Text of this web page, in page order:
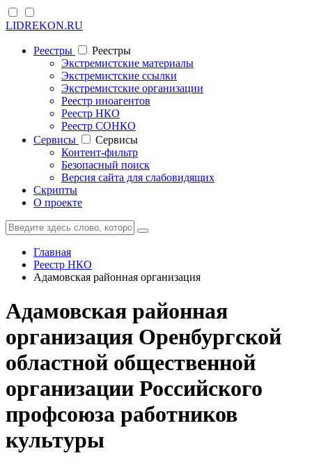
LIDREKON.RU
Реестры
Реестры
Экстремистские материалы
Экстремистские ссылки
Экстремистские организации
Реестр иноагентов
Реестр НКО
Реестр СОНКО
Cервисы
Cервисы
Контент-фильтр
Безопасный поиск
Версия сайта для слабовидящих
Скрипты
О проекте
Главная
Реестр НКО
Адамовская районная организация
Адамовская районная
организация Оренбургской
областной общественной
организации Российского
профсоюза работников
культуры